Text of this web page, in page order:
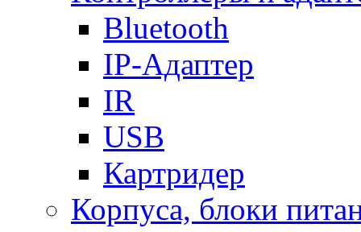
Bluetooth
IP-Адаптер
IR
USB
Картридер
Корпуса, блоки